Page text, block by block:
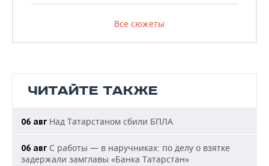
Все сюжеты
ЧИТАЙТЕ ТАКЖЕ
06 авг Над Татарстаном сбили БПЛА
06 авг С работы — в наручниках: по делу о взятке
задержали замглавы «Банка Татарстан»